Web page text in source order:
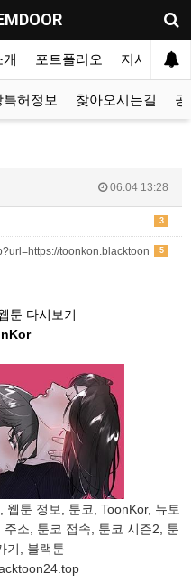
포트폴리오 지사&대리
허정보 찾아오시는길
06.04 13:28
3
5
toonkon.blacktoon
툰 다시보기
툰 정보, 툰코, ToonKor, 뉴토
소, 툰코 접속, 툰코 시즌2, 툰
기, 블랙툰